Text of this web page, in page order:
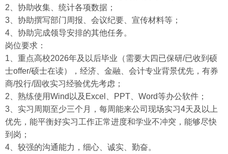
2、协助收集、统计各项数据；
3、协助撰写部门周报、会议纪要、宣传材料等；
4、协助完成领导安排的其他任务。
岗位要求：
1、重点高校2026年及以后毕业（需要大四已保研/已收到硕
士offer/硕士在读），经济、金融、会计专业背景优先，有券
商/投行/固收实习经验优先考虑；
2、熟练使用Wind以及Excel、PPT、Word等办公软件；
3、实习周期至少三个月，每周能来公司现场实习4天及以上
优先，能平衡好实习工作正常进度和学业不冲突，能够尽快
到岗；
4、较强的沟通能力，细心、诚实、勤奋。